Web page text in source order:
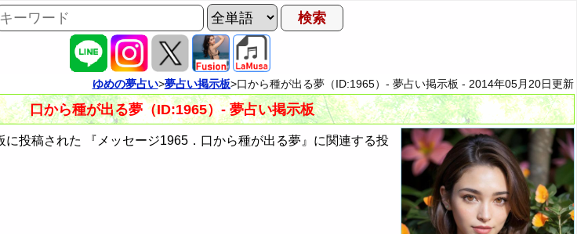
ゆめの夢占い>夢占い掲示板>口から種が出る夢（ID:1965）- 夢占い掲示板 - 2014年05月20日更新
口から種が出る夢（ID:1965）- 夢占い掲示板
投稿された 『メッセージ1965．口から種が出る夢』に関連する投